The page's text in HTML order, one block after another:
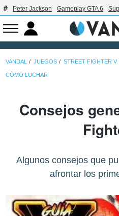
Peter Jackson Gameplay GTA 6
VANDAL JUEGOS STREET FIGHTER V
CÓMO LUCHAR
Consejos
Algunos consejos que
afrontar los